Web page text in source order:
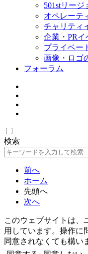
501stリージ
オペレーテ
チャリティ
企業・PRイ
プライベー
画像・ロゴ
フォーラム
検索
検
前へ
ホーム
先頭へ
次へ
このウェブサイトは、
用しています。操作に
同意されなくても構い